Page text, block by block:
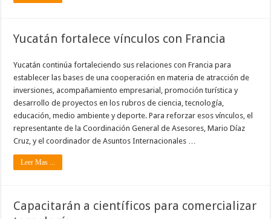
Yucatán fortalece vínculos con Francia
Yucatán continúa fortaleciendo sus relaciones con Francia para
establecer las bases de una cooperación en materia de atracción de
inversiones, acompañamiento empresarial, promoción turística y
desarrollo de proyectos en los rubros de ciencia, tecnología,
educación, medio ambiente y deporte. Para reforzar esos vínculos, el
representante de la Coordinación General de Asesores, Mario Díaz
Cruz, y el coordinador de Asuntos Internacionales …
Leer Mas ...
Capacitarán a científicos para comercializar